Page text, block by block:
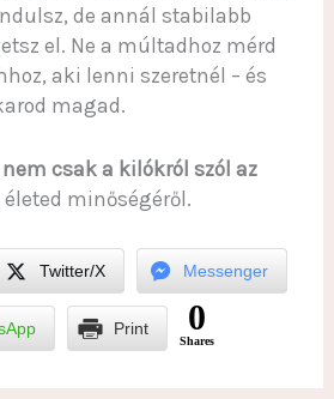
de annál stabilabb
el. Ne a múltadhoz mérd
aki lenni szeretnél – és
magad.
nem csak a kilókról szól az
minőségéről.
Twitter/X Messenger
Print 0
Shares